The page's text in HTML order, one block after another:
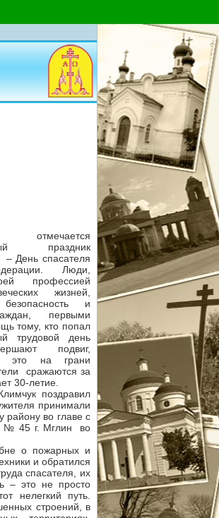
праздник
День спасателя
Люди,
профессией
жизней,
и
первыми
тому, кто попал
трудовой день
подвиг,
это на грани
сражаются за
30-летие.
поздравил
принимали
району во главе с
№ 45 г. Мглин во
о пожарных и
и обратился
спасателя, их
– это не просто
нелегкий путь.
строений, в